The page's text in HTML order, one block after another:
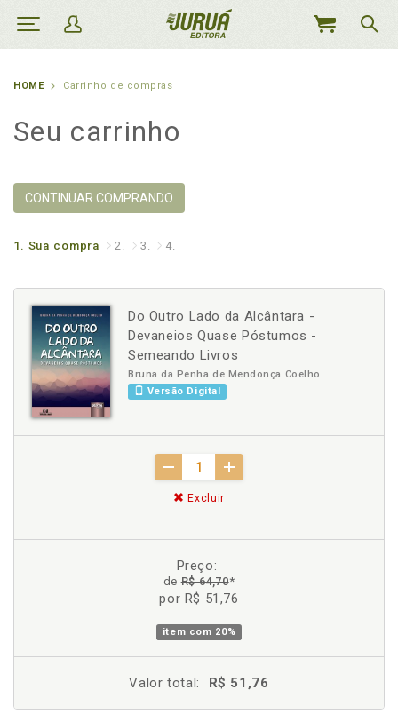
MEU
HOME Carrinho de compras
Seu carrinho
CONTINUAR COMPRANDO
1. Sua compra 2. 3. 4.
Do Outro Lado da Alcântara -
Devaneios Quase Póstumos -
Semeando Livros
Bruna da Penha de Mendonça Coelho
Versão Digital
Excluir
Preço:
deR$ 64,70*
por R$ 51,76
item com 20%
Valor total: R$ 51,76